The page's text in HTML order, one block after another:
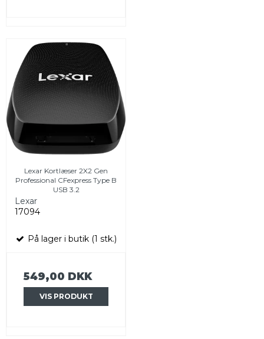
Lexar Kortlæser 2X2 Gen
Professional CFexpress Type B
USB 3.2
Lexar
17094
På lager i butik (1 stk.)
549,00 DKK
VIS PRODUKT